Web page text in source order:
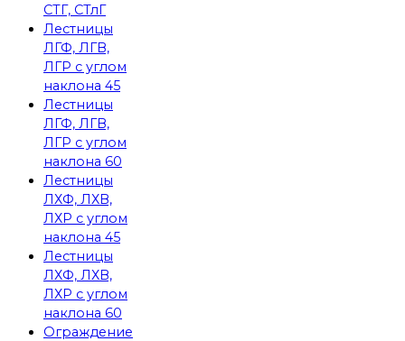
СТГ, СТлГ
Лестницы
ЛГФ, ЛГВ,
ЛГР с углом
наклона 45
Лестницы
ЛГФ, ЛГВ,
ЛГР с углом
наклона 60
Лестницы
ЛХФ, ЛХВ,
ЛХР с углом
наклона 45
Лестницы
ЛХФ, ЛХВ,
ЛХР с углом
наклона 60
Ограждение